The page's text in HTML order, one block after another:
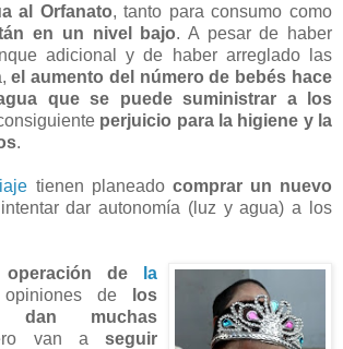
al Orfanato, tanto para consumo como
en un nivel bajo. A pesar de haber
adicional y de haber arreglado las
el aumento del número de bebés hace
que se puede suministrar a los
perjuicio para la higiene y la
.
tienen planeado comprar un nuevo
dar autonomía (luz y agua) a los
operación de
la
de
los
dan muchas
van a seguir